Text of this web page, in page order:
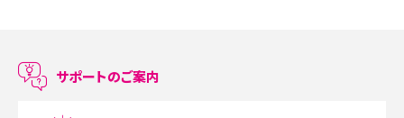
LINEで友だちを削除する方法は？方法ごとの影響や復活・復元する方法も解説
サポートのご案内